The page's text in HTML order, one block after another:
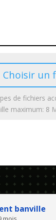
Choisir un
de fichiers
maximum: 8
banville